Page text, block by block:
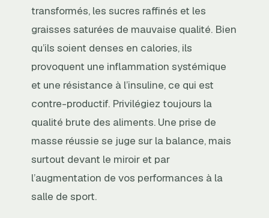
transformés, les sucres raffinés et les
graisses saturées de mauvaise qualité. Bien
qu’ils soient denses en calories, ils
provoquent une inflammation systémique
et une résistance à l’insuline, ce qui est
contre-productif. Privilégiez toujours la
qualité brute des aliments. Une prise de
masse réussie se juge sur la balance, mais
surtout devant le miroir et par
l’augmentation de vos performances à la
salle de sport.